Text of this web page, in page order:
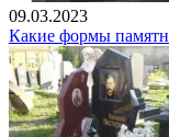
09.03.2023
Какие формы